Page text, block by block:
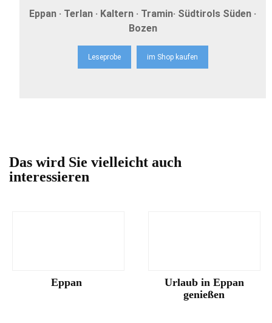
Eppan · Terlan · Kaltern · Tramin· Südtirols Süden ·
Bozen
Leseprobe im Shop kaufen
Das wird Sie vielleicht auch
interessieren
Eppan
Urlaub in Eppan
genießen